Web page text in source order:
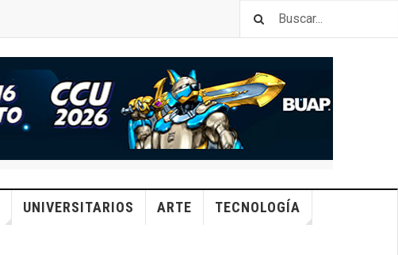
UNIVERSITARIOS ARTE TECNOLOGÍA